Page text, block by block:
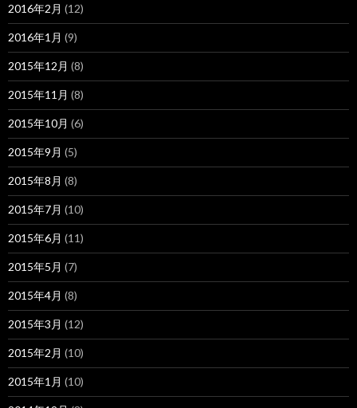
2016年2月 (12)
2016年1月 (9)
2015年12月 (8)
2015年11月 (8)
2015年10月 (6)
2015年9月 (5)
2015年8月 (8)
2015年7月 (10)
2015年6月 (11)
2015年5月 (7)
2015年4月 (8)
2015年3月 (12)
2015年2月 (10)
2015年1月 (10)